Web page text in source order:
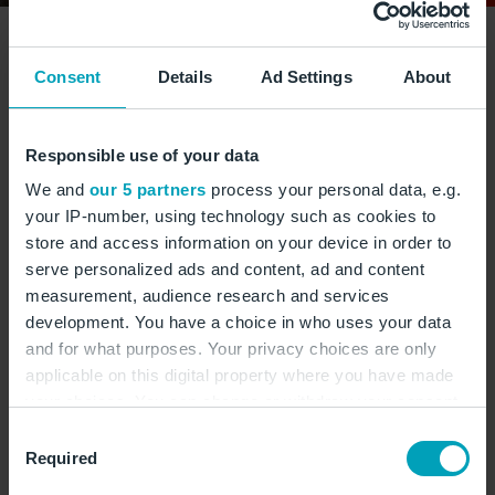
Consent Details Ad Settings About
Responsible use of your data
We and our 5 partners process your personal data, e.g.
your IP-number, using technology such as cookies to
store and access information on your device in order to
serve personalized ads and content, ad and content
measurement, audience research and services
development. You have a choice in who uses your data
and for what purposes. Your privacy choices are only
applicable on this digital property where you have made
the Privacy trigger icon.
Selection
Required
Das Teatro Margherita wurde Anfang des 20.
Jahrhunderts direkt am Meer erbaut. Heute dient
Sedmáková/stock.adobe.com
Apulien – Zwischen
Olivenhainen und